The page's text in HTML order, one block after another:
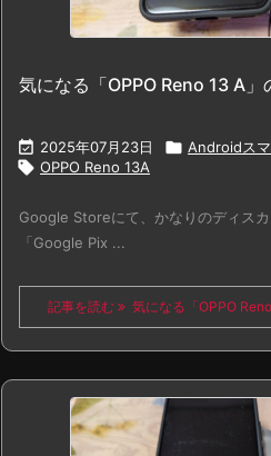
気になる「OPPO Reno 13 A」
 2025年07月23日  Androidス
 OPPO Reno 13A
Google Storeにて、かなりのディス
「Google Pix ...
記事を読む 気になる「OPPO